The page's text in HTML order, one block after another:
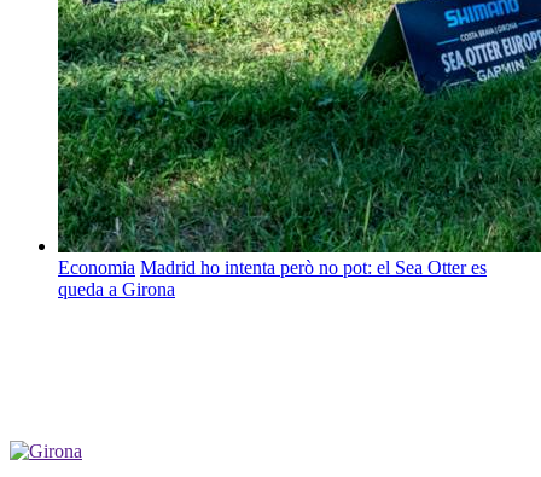
Economia Madrid ho intenta però no pot: el Sea Otter es
queda a Girona